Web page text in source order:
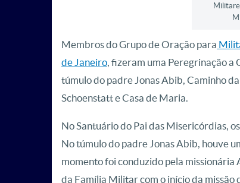
Membros do Grupo de Oração para
de Janeiro , fizeram uma Peregrinação
túmulo do padre Jonas Abib, Caminho
Schoenstatt e Casa de Maria.
No Santuário do Pai das Misericórdias,
No túmulo do padre Jonas Abib, houve
momento foi conduzido pela
da Família Militar com o início da missão